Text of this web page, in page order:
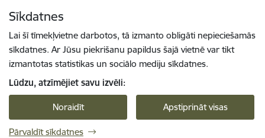
Sīkdatnes
Lai šī tīmekļvietne darbotos, tā izmanto obligāti nepieciešamās
sīkdatnes. Ar Jūsu piekrišanu papildus šajā vietnē var tikt
izmantotas statistikas un sociālo mediju sīkdatnes.
Lūdzu, atzīmējiet savu izvēli:
Noraidīt Apstiprināt visas
Pārvaldīt sīkdatnes